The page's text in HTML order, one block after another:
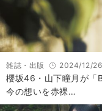
雑誌・出版 2024/12/26
櫻坂46・山下瞳月が「
今の想いを赤裸…